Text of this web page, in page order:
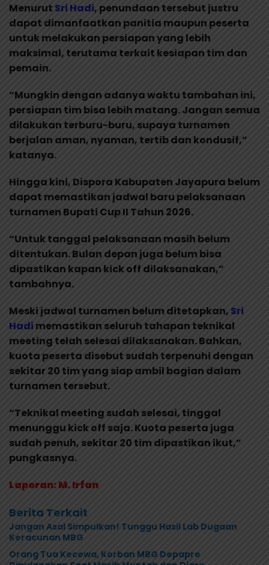
Menurut Sri Hadi, penundaan tersebut justru
dapat dimanfaatkan panitia maupun peserta
untuk melakukan persiapan yang lebih
maksimal, terutama terkait kesiapan tim dan
pemain.
“Mungkin dengan adanya waktu tambahan ini,
persiapan tim bisa lebih matang. Jangan semua
dilakukan terburu-buru, supaya turnamen
berjalan aman, nyaman, tertib dan kondusif,”
katanya.
Hingga kini, Dispora Kabupaten Jayapura belum
dapat memastikan jadwal baru pelaksanaan
turnamen Bupati Cup II Tahun 2026.
“Untuk tanggal pelaksanaan masih belum
ditentukan. Bulan depan juga belum bisa
dipastikan kapan kick off dilaksanakan,”
tambahnya.
Meski jadwal turnamen belum ditetapkan, Sri
Hadi memastikan seluruh tahapan teknikal
meeting telah selesai dilaksanakan. Bahkan,
kuota peserta disebut sudah terpenuhi dengan
sekitar 20 tim yang siap ambil bagian dalam
turnamen tersebut.
“Teknikal meeting sudah selesai, tinggal
menunggu kick off saja. Kuota peserta juga
sudah penuh, sekitar 20 tim dipastikan ikut,”
pungkasnya.
Laporan: M. Irfan
Berita Terkait
Jangan Asal Simpulkan! Tunggu Hasil Lab Dugaan
Keracunan MBG
Orang Tua Kecewa, Korban MBG Depapre